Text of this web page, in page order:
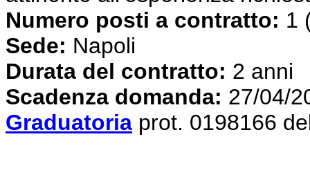
Numero posti a contratto: 1
Sede: Napoli
Durata del contratto: 2 anni
Scadenza domanda: 27/04/
Graduatoria prot. 0198166